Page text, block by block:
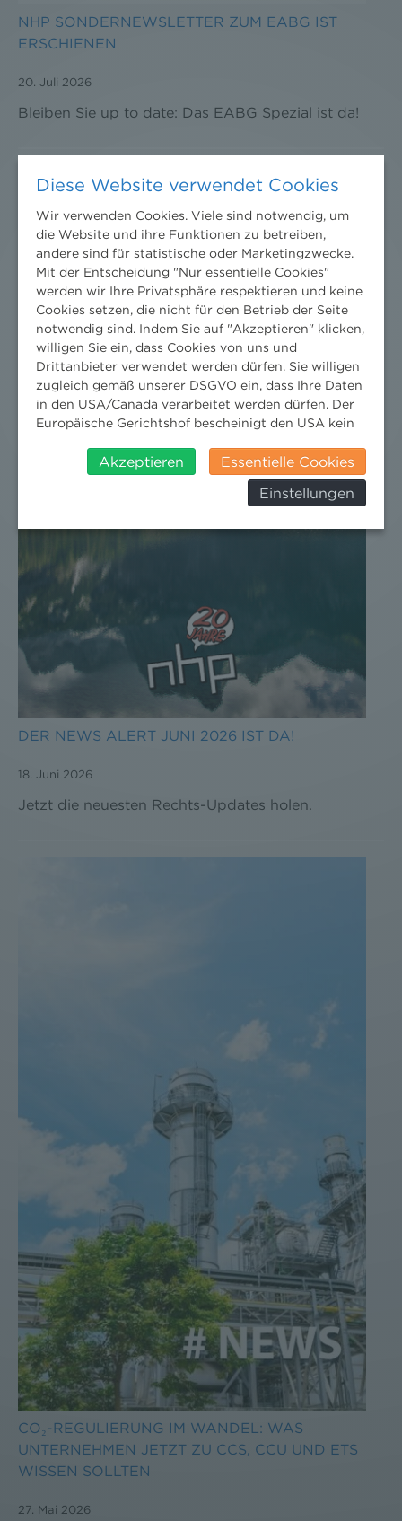
NHP SONDERNEWSLETTER ZUM EABG IST
ERSCHIENEN
20. Juli 2026
Bleiben Sie up to date: Das EABG Spezial ist da!
DER NEWS ALERT JUNI 2026 IST DA!
18. Juni 2026
Jetzt die neuesten Rechts-Updates holen.
CO₂-REGULIERUNG IM WANDEL: WAS
UNTERNEHMEN JETZT ZU CCS, CCU UND ETS
WISSEN SOLLTEN
27. Mai 2026
Diese Website verwendet Cookies
Wir verwenden Cookies. Viele sind notwendig, um
die Website und ihre Funktionen zu betreiben,
andere sind für statistische oder Marketingzwecke.
Mit der Entscheidung "Nur essentielle Cookies"
werden wir Ihre Privatsphäre respektieren und keine
Cookies setzen, die nicht für den Betrieb der Seite
notwendig sind. Indem Sie auf "Akzeptieren" klicken,
willigen Sie ein, dass Cookies von uns und
Drittanbieter verwendet werden dürfen. Sie willigen
zugleich gemäß unserer DSGVO ein, dass Ihre Daten
in den USA/Canada verarbeitet werden dürfen. Der
Europäische Gerichtshof bescheinigt den USA kein
insbesondere das Risiko, dass ihre Daten durch US-
Behörden, zu Kontroll- und zu
Überwachungszwecken, verarbeitet werden und
Bildschirmrand ein Cookie-Icon wo Sie jederzeit Ihre
Einwilligung widerrufen und Widerspruch ausüben.
Weitere Infomationen finden Sie hier:
Datenschutzerklärung
Akzeptieren
Essentielle Cookies
Einstellungen